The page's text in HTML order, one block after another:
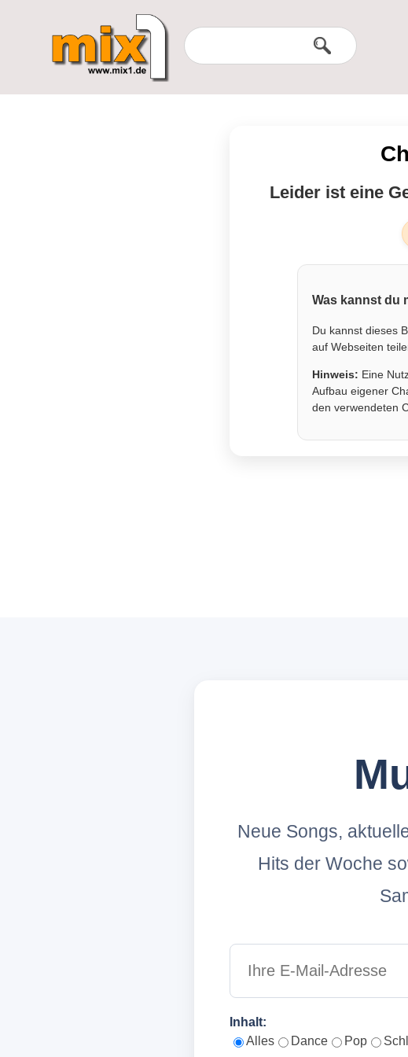
Leider ist eine
Was kannst du
Du kannst dieses
auf Webseiten
Hinweis: Eine
Aufbau eigener
den verwendeten
Neue Songs,
Hits der Woche
Inhalt:
Alles
Dance Pop